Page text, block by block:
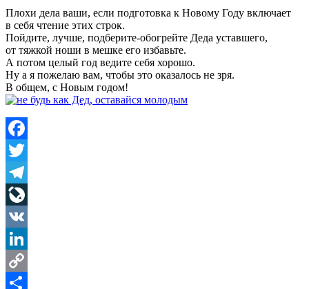
Плохи дела ваши, если подготовка к Новому Году включает
в себя чтение этих строк.
Пойдите, лучше, подберите-обогрейте Деда уставшего,
от тяжкой ноши в мешке его избавьте.
А потом целый год ведите себя хорошо.
Ну а я пожелаю вам, чтобы это оказалось не зря.
В общем, с Новым годом!
Facebook
Twitter
Telegram
LiveJournal
VK
LinkedIn
Copy